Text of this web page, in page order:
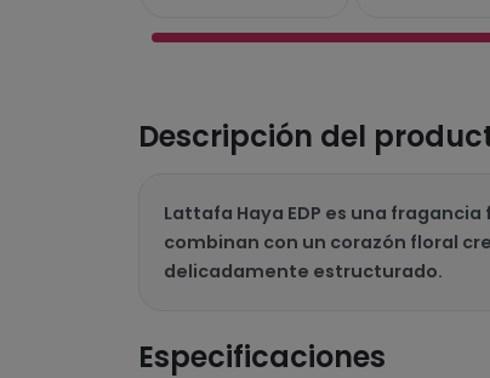
Descripción del
Lattafa Haya EDP es una
combinan con un corazón floral
delicadamente estructurado.
Especificaciones